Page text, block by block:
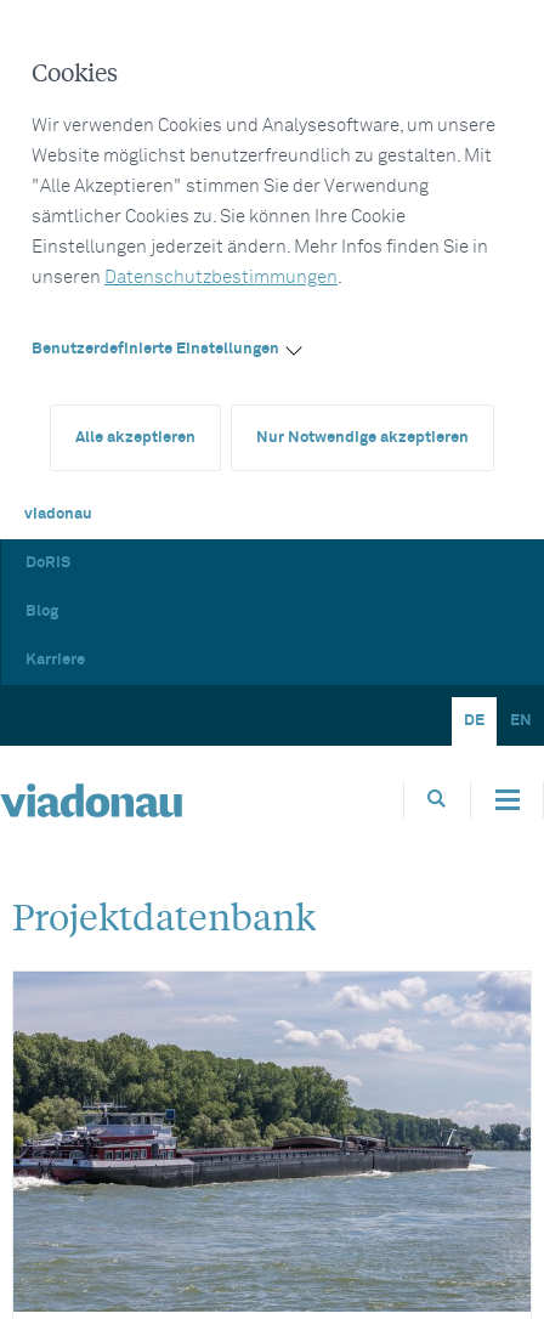
Cookies
Wir verwenden Cookies und Analysesoftware, um unsere
Website möglichst benutzerfreundlich zu gestalten. Mit
"Alle Akzeptieren" stimmen Sie der Verwendung
sämtlicher Cookies zu. Sie können Ihre Cookie
Einstellungen jederzeit ändern. Mehr Infos finden Sie in
unseren Datenschutzbestimmungen.
Benutzerdefinierte Einstellungen
Alle akzeptieren Nur Notwendige akzeptieren
viadonau
DoRIS
Blog
Karriere
DE EN
Projektdatenbank